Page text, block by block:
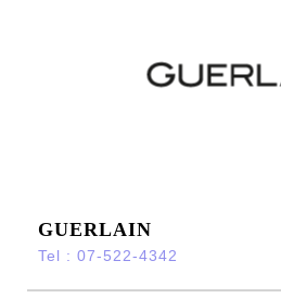
GUERLAIN
Tel : 07-522-4342